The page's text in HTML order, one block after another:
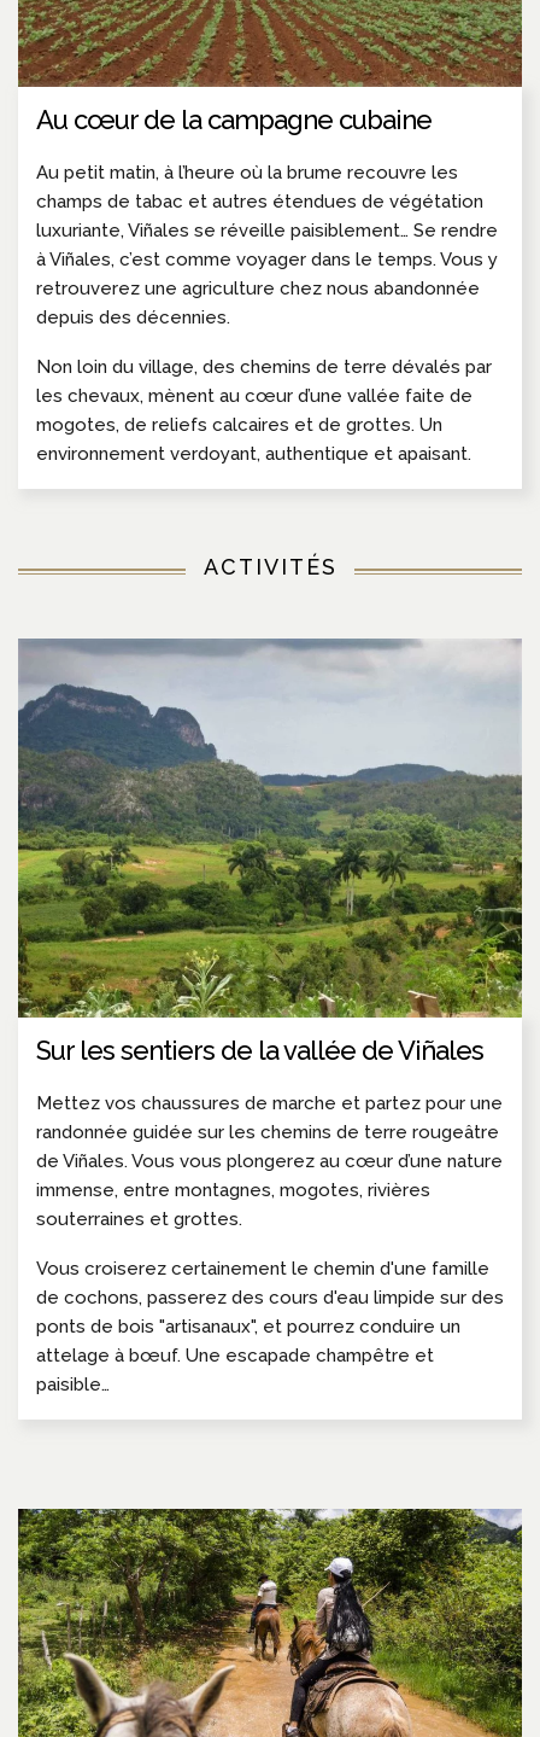
Au cœur de la campagne cubaine
Au petit matin, à l’heure où la brume recouvre les
champs de tabac et autres étendues de végétation
luxuriante, Viñales se réveille paisiblement… Se rendre
à Viñales, c’est comme voyager dans le temps. Vous y
retrouverez une agriculture chez nous abandonnée
depuis des décennies.
Non loin du village, des chemins de terre dévalés par
les chevaux, mènent au cœur d’une vallée faite de
mogotes, de reliefs calcaires et de grottes. Un
environnement verdoyant, authentique et apaisant.
ACTIVITÉS
Sur les sentiers de la vallée de Viñales
Mettez vos chaussures de marche et partez pour une
randonnée guidée sur les chemins de terre rougeâtre
de Viñales. Vous vous plongerez au cœur d’une nature
immense, entre montagnes, mogotes, rivières
souterraines et grottes.
Vous croiserez certainement le chemin d'une famille
de cochons, passerez des cours d'eau limpide sur des
ponts de bois "artisanaux", et pourrez conduire un
attelage à bœuf. Une escapade champêtre et
paisible…